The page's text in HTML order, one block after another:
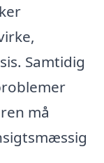
Samtidig
må